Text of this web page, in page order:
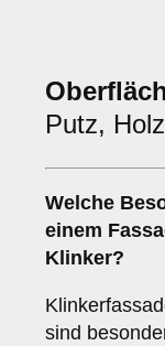
Putz,
Welche
einem
Klinker?
sind